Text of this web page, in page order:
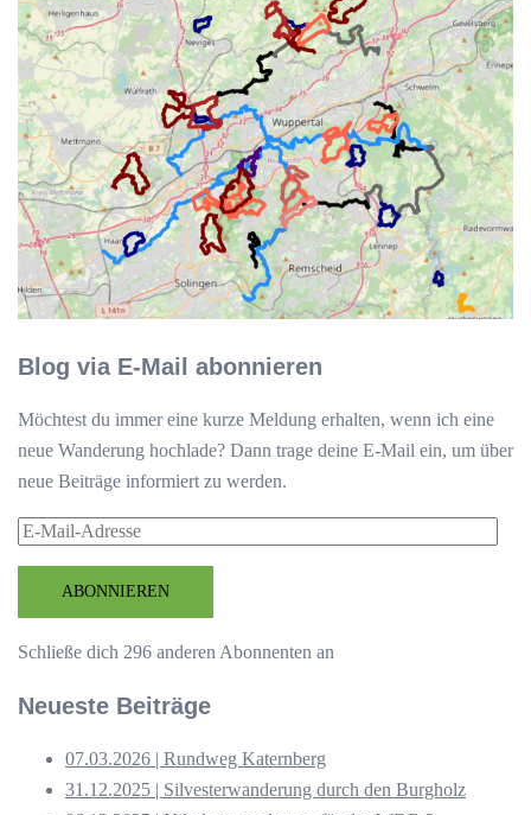
Blog via E-Mail abonnieren
Möchtest du immer eine kurze Meldung erhalten, wenn ich eine
neue Wanderung hochlade? Dann trage deine E-Mail ein, um über
neue Beiträge informiert zu werden.
E-
AdresseABONNIEREN
Schließe dich 296 anderen Abonnenten an
Neueste Beiträge
07.03.2026 | Rundweg Katernberg
31.12.2025 | Silvesterwanderung durch den Burgholz